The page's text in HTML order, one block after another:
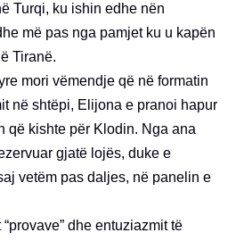
Turqi, ku ishin edhe nën
më pas nga pamjet ku u kapën
Tiranë.
mori vëmendje që në formatin
në shtëpi, Elijona e pranoi hapur
që kishte për Klodin. Nga ana
gjatë lojës, duke e
vetëm pas daljes, në panelin e
dhe entuziazmit të